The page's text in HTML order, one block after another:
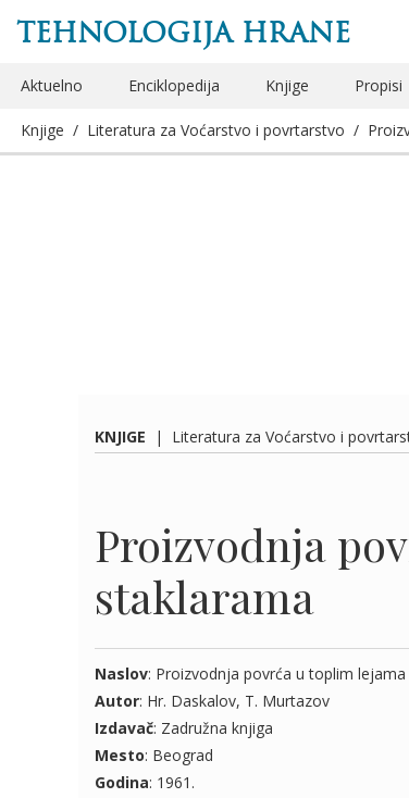
TEHNOLOGIJA HRANE
Aktuelno Enciklopedija Knjige Propisi
Knjige / Literatura za Voćarstvo i povrtarstvo /
KNJIGE | Literatura za Voćarstvo i
Proizvodnja
staklarama
Naslov: Proizvodnja povrća u toplim
Autor: Hr. Daskalov, T. Murtazov
Izdavač: Zadružna knjiga
Mesto: Beograd
Godina: 1961.